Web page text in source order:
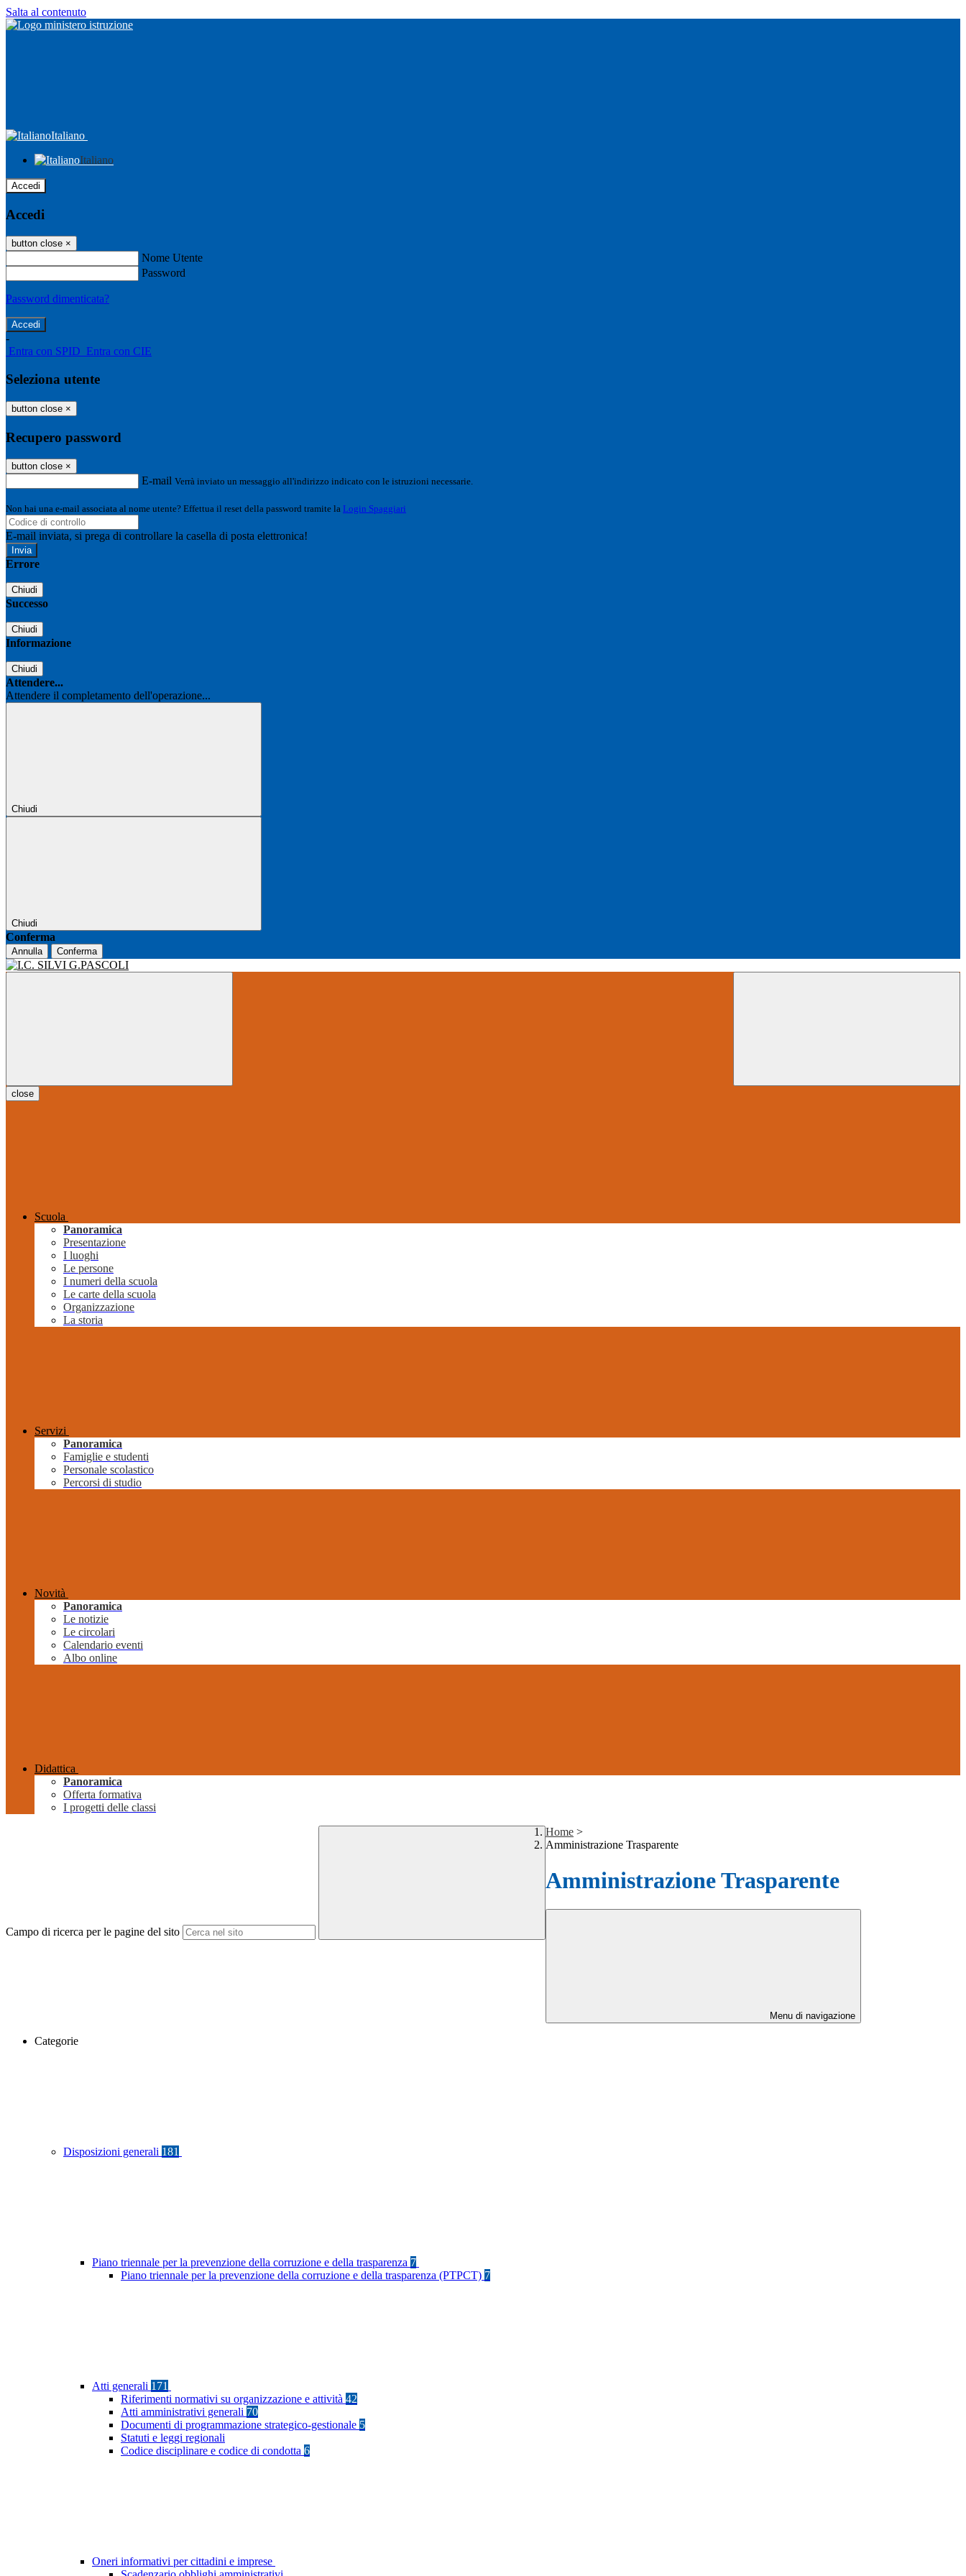
Salta al contenuto
Italiano
Italiano
Accedi
Accedi
button close ×
Nome Utente
Password
Password dimenticata?
-
Entra con SPID Entra con CIE
Seleziona utente
button close ×
Recupero password
button close ×
E-mail Verrà inviato un messaggio all'indirizzo indicato con le istruzioni necessarie.
Non hai una e-mail associata al nome utente? Effettua il reset della password tramite la Login Spaggiari
E-mail inviata, si prega di controllare la casella di posta elettronica!
Errore
Chiudi
Successo
Chiudi
Informazione
Chiudi
Attendere...
Attendere il completamento dell'operazione...
Chiudi
Chiudi
Conferma
Annulla Conferma
close
Scuola
Panoramica
Presentazione
I luoghi
Le persone
I numeri della scuola
Le carte della scuola
Organizzazione
La storia
Servizi
Panoramica
Famiglie e studenti
Personale scolastico
Percorsi di studio
Novità
Panoramica
Le notizie
Le circolari
Calendario eventi
Albo online
Didattica
Panoramica
Offerta formativa
I progetti delle classi
Campo di ricerca per le pagine del sito
Home >
Amministrazione Trasparente
Amministrazione Trasparente
Menu di navigazione
Categorie
Disposizioni generali 181
Piano triennale per la prevenzione della corruzione e della trasparenza 7
Piano triennale per la prevenzione della corruzione e della trasparenza (PTPCT) 7
Atti generali 171
Riferimenti normativi su organizzazione e attività 42
Atti amministrativi generali 70
Documenti di programmazione strategico-gestionale 5
Statuti e leggi regionali
Codice disciplinare e codice di condotta 6
Oneri informativi per cittadini e imprese